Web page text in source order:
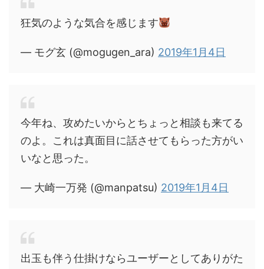
狂気のような気合を感じます
— モグ玄 (@mogugen_ara) 2019年1月4日
今年ね、攻めたいからとちょっと相談も来てる
のよ。これは真面目に話させてもらった方がい
いなと思った。
— 大崎一万発 (@manpatsu) 2019年1月4日
出玉も伴う仕掛けならユーザーとしてありがた